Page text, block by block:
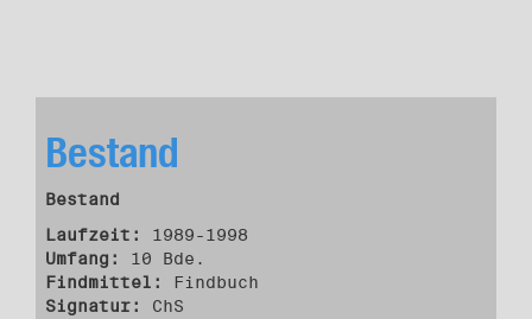
Bestand
Bestand
Laufzeit: 1989-1998
Umfang: 10 Bde.
Findmittel: Findbuch
Signatur:
ChS